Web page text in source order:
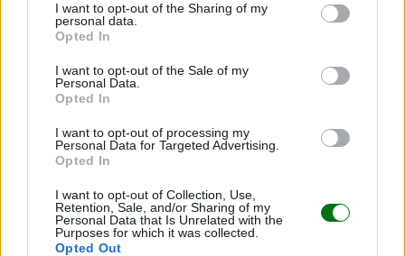
I want to opt-out of the Sharing of my
personal data.
Opted In
I want to opt-out of the Sale of my
Personal Data.
Opted In
I want to opt-out of processing my
Personal Data for Targeted Advertising.
Opted In
I want to opt-out of Collection, Use,
Retention, Sale, and/or Sharing of my
Personal Data that Is Unrelated with the
Purposes for which it was collected.
Opted Out